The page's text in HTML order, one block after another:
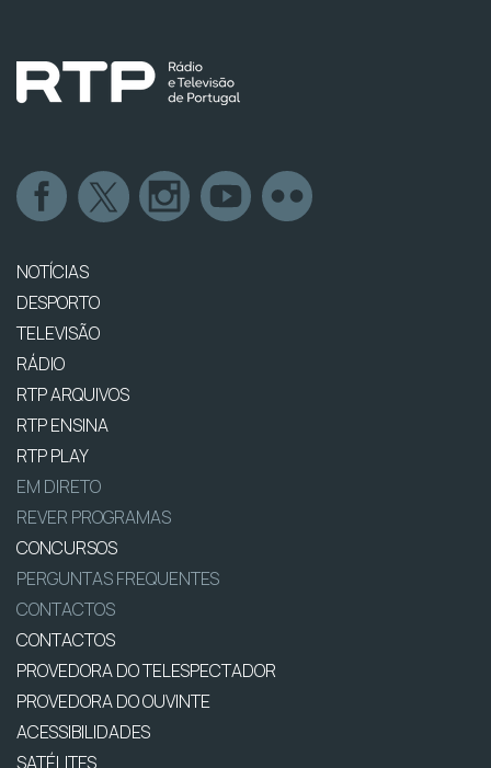
NOTÍCIAS
DESPORTO
TELEVISÃO
RÁDIO
RTP ARQUIVOS
RTP ENSINA
RTP PLAY
EM DIRETO
REVER PROGRAMAS
CONCURSOS
PERGUNTAS FREQUENTES
CONTACTOS
CONTACTOS
PROVEDORA DO TELESPECTADOR
PROVEDORA DO OUVINTE
ACESSIBILIDADES
SATÉLITES